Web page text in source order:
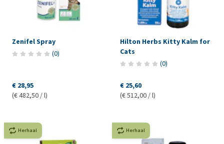
Zenifel Spray
(0)
€ 28,95
(€ 482,50 / l)
Hilton Herbs Kitty Kalm for
Cats
(0)
€ 25,60
(€ 512,00 / l)
Herhaal Herhaal